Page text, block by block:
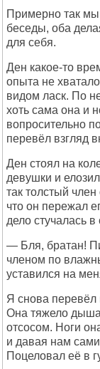
Примерно так мы
беседы, оба
для себя.
Ден какое-то
опыта не
видом ласк. По
хоть сама она и
вопросительно
перевёл взгляд
Ден стоял на
девушки и
так толстый член
что он пережал
дело стучалась
— Бля, братан!
членом по
уставился на
Я снова перевёл
Она тяжело
отсосом. Ноги
и давая нам
Поцеловал её в